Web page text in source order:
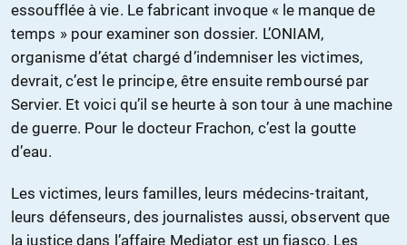
essoufflée à vie. Le fabricant invoque « le manque de
temps » pour examiner son dossier. L’ONIAM,
organisme d’état chargé d’indemniser les victimes,
devrait, c’est le principe, être ensuite remboursé par
Servier. Et voici qu’il se heurte à son tour à une machine
de guerre. Pour le docteur Frachon, c’est la goutte
d’eau.
Les victimes, leurs familles, leurs médecins-traitant,
leurs défenseurs, des journalistes aussi, observent que
la justice dans l’affaire Mediator est un fiasco. Les